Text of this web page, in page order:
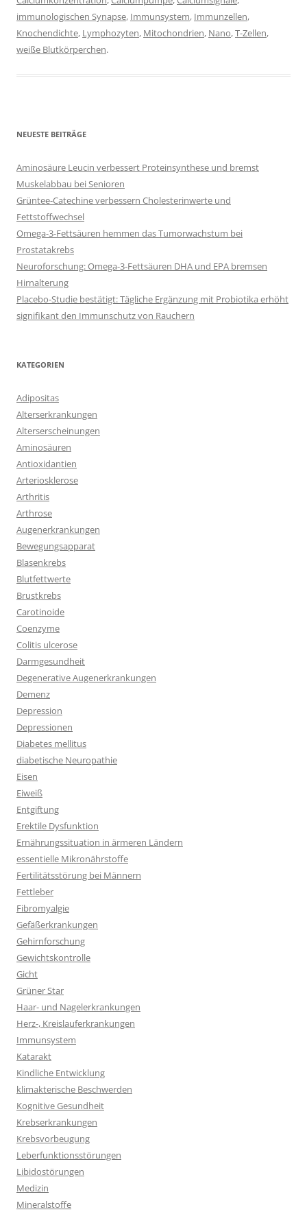
immunologischen Synapse, Immunsystem, Immunzellen,
Knochendichte, Lymphozyten, Mitochondrien, Nano,T-Zellen,
weiße Blutkörperchen.
NEUESTE BEITRÄGE
Aminosäure Leucin verbessert Proteinsynthese und bremst
Muskelabbau bei Senioren
Grüntee-Catechine verbessern Cholesterinwerte und
Fettstoffwechsel
Omega-3-Fettsäuren hemmen das Tumorwachstum bei
Prostatakrebs
Neuroforschung: Omega-3-Fettsäuren DHA und EPA bremsen
Hirnalterung
Placebo-Studie bestätigt: Tägliche Ergänzung mit Probiotika erhöht
signifikant den Immunschutz von Rauchern
KATEGORIEN
Adipositas
Alterserkrankungen
Alterserscheinungen
Aminosäuren
Antioxidantien
Arteriosklerose
Arthritis
Arthrose
Augenerkrankungen
Bewegungsapparat
Blasenkrebs
Blutfettwerte
Brustkrebs
Carotinoide
Coenzyme
Colitis ulcerose
Darmgesundheit
Degenerative Augenerkrankungen
Demenz
Depression
Depressionen
Diabetes mellitus
diabetische Neuropathie
Eisen
Eiweiß
Entgiftung
Erektile Dysfunktion
Ernährungssituation in ärmeren Ländern
essentielle Mikronährstoffe
Fertilitätsstörung bei Männern
Fettleber
Fibromyalgie
Gefäßerkrankungen
Gehirnforschung
Gewichtskontrolle
Gicht
Grüner Star
Haar- und Nagelerkrankungen
Herz-, Kreislauferkrankungen
Immunsystem
Katarakt
Kindliche Entwicklung
klimakterische Beschwerden
Kognitive Gesundheit
Krebserkrankungen
Krebsvorbeugung
Leberfunktionsstörungen
Libidostörungen
Medizin
Mineralstoffe